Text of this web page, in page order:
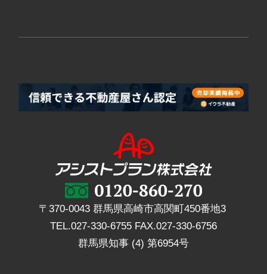
〒370-0043 群馬県高崎市高関町450番地3
TEL.027-330-6755 FAX.027-330-6756
群馬県知事 (4) 第6954号